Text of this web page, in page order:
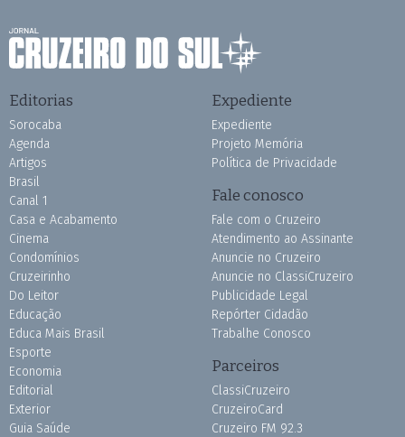
Editorias
Sorocaba
Agenda
Artigos
Brasil
Canal 1
Casa e Acabamento
Cinema
Condomínios
Cruzeirinho
Do Leitor
Educação
Educa Mais Brasil
Esporte
Economia
Editorial
Exterior
Guia Saúde
Expediente
Expediente
Projeto Memória
Política de Privacidade
Fale conosco
Fale com o Cruzeiro
Atendimento ao Assinante
Anuncie no Cruzeiro
Anuncie no ClassiCruzeiro
Publicidade Legal
Repórter Cidadão
Trabalhe Conosco
Parceiros
ClassiCruzeiro
CruzeiroCard
Cruzeiro FM 92.3